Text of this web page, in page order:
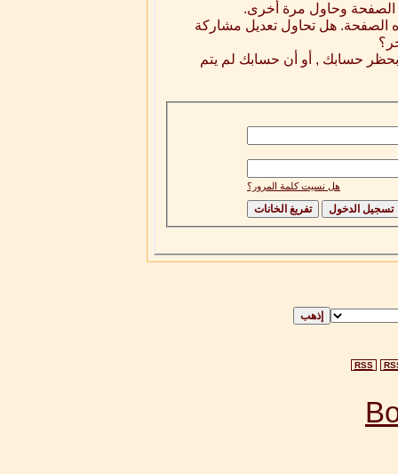
الصفحة وحاول مرة أخرى.
الصفحة. هل تحاول تعديل مشاركة
بحظر حسابك , أو أن حسابك لم يتم
هل نسيت كلمة المرور؟
RSS